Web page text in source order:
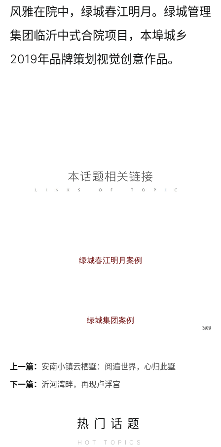
风雅在院中，绿城春江明月。绿城管理
集团临沂中式合院项目，本埠城乡
2019年品牌策划视觉创意作品。
绿城春江明月案例
绿城集团案例
次阅读
上一篇： 安南小镇云栖墅：阅遍世界，心归此墅
下一篇： 沂河湾畔，再现卢浮宫
热门话题
HOT TOPICS